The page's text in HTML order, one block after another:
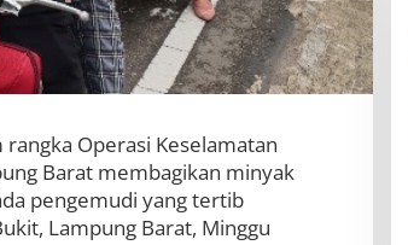
Operasi Keselamatan
Barat membagikan minyak
pengemudi yang tertib
Lampung Barat, Minggu
BBWS Mesuji Sekampung Pastikan
Pengaman Pantai Mandiri Sejati
Penuhi Standar Mutu